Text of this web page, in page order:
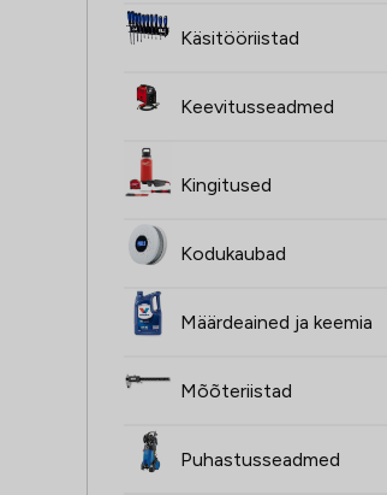
Käsitööriistad
Keevitusseadmed
Kingitused
Kodukaubad
Määrdeained ja keemia
Mõõteriistad
Puhastusseadmed